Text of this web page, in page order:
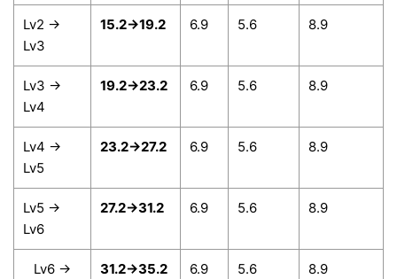
Lv2 →
Lv3
15.2→19.2 6.9 5.6 8.9
Lv3 →
Lv4
19.2→23.2 6.9 5.6 8.9
Lv4 →
Lv5
23.2→27.2 6.9 5.6 8.9
Lv5 →
Lv6
27.2→31.2 6.9 5.6 8.9
Lv6 →
31.2→35.2 6.9 5.6 8.9